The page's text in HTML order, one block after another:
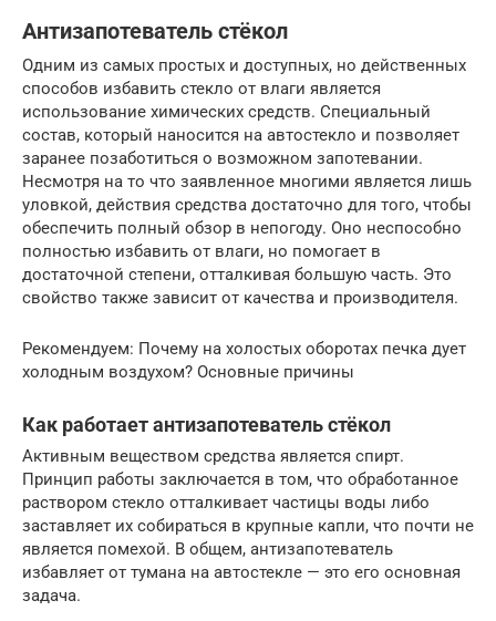
Антизапотеватель стёкол
Одним из самых простых и доступных, но действенных
способов избавить стекло от влаги является
использование химических средств. Специальный
состав, который наносится на автостекло и позволяет
заранее позаботиться о возможном запотевании.
Несмотря на то что заявленное многими является лишь
уловкой, действия средства достаточно для того, чтобы
обеспечить полный обзор в непогоду. Оно неспособно
полностью избавить от влаги, но помогает в
достаточной степени, отталкивая большую часть. Это
свойство также зависит от качества и производителя.
Рекомендуем: Почему на холостых оборотах печка дует
холодным воздухом? Основные причины
Как работает антизапотеватель стёкол
Активным веществом средства является спирт.
Принцип работы заключается в том, что обработанное
раствором стекло отталкивает частицы воды либо
заставляет их собираться в крупные капли, что почти не
является помехой. В общем, антизапотеватель
избавляет от тумана на автостекле — это его основная
задача.